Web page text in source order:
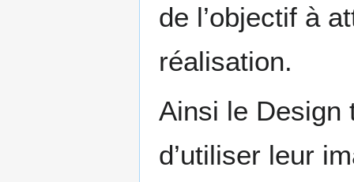
de l’objectif à
réalisation.
Ainsi le Design
d’utiliser leur